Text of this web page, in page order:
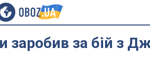
заробив за бій з